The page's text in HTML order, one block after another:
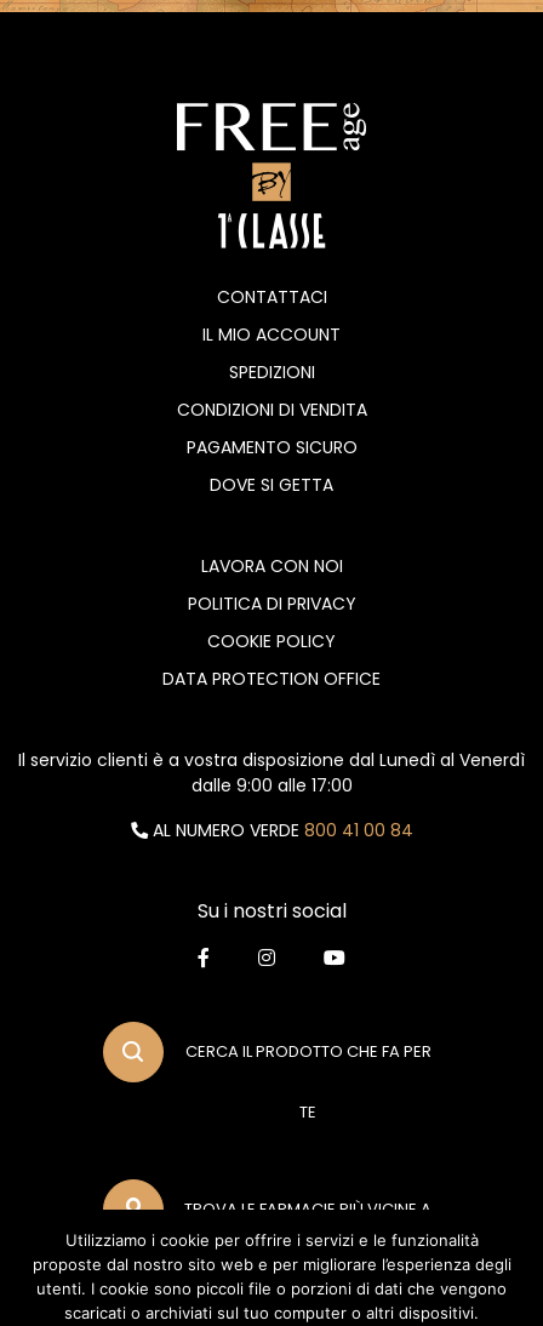
CONTATTACI
IL MIO ACCOUNT
SPEDIZIONI
CONDIZIONI DI VENDITA
PAGAMENTO SICURO
DOVE SI GETTA
LAVORA CON NOI
POLITICA DI PRIVACY
COOKIE POLICY
DATA PROTECTION OFFICE
Il servizio clienti è a vostra disposizione dal Lunedì al Venerdì
dalle 9:00 alle 17:00
AL NUMERO VERDE 800 41 00 84
Su i nostri social
CERCA IL PRODOTTO CHE FA PER
TE
TROVA LE FARMACIE PIÙ VICINE A
TE
Utilizziamo i cookie per offrire i servizi e le funzionalità
proposte dal nostro sito web e per migliorare l’esperienza degli
utenti. I cookie sono piccoli file o porzioni di dati che vengono
scaricati o archiviati sul tuo computer o altri dispositivi.